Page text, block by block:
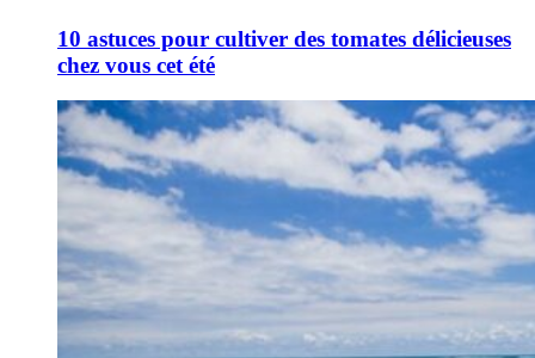
10 astuces pour cultiver des tomates délicieuses
chez vous cet été